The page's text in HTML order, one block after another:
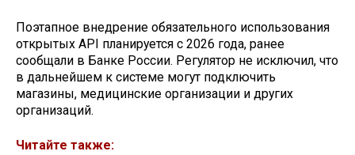
Поэтапное внедрение обязательного использования
открытых API планируется с 2026 года, ранее
сообщали в Банке России. Регулятор не исключил, что
в дальнейшем к системе могут подключить
магазины, медицинские организации и других
организаций.
Читайте также: